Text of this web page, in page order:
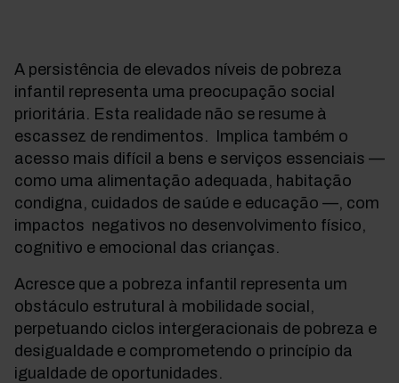
A persistência de elevados níveis de pobreza
infantil representa uma preocupação social
prioritária. Esta realidade não se resume à
escassez de rendimentos. Implica também o
acesso mais difícil a bens e serviços essenciais —
como uma alimentação adequada, habitação
condigna, cuidados de saúde e educação —, com
impactos negativos no desenvolvimento físico,
cognitivo e emocional das crianças.
Acresce que a pobreza infantil representa um
obstáculo estrutural à mobilidade social,
perpetuando ciclos intergeracionais de pobreza e
desigualdade e comprometendo o princípio da
igualdade de oportunidades.